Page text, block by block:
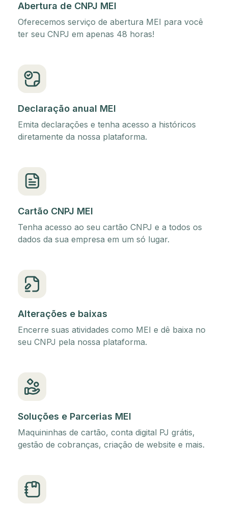
Abertura de CNPJ MEI
Oferecemos serviço de abertura MEI para você
ter seu CNPJ em apenas 48 horas!
Declaração anual MEI
Emita declarações e tenha acesso a históricos
diretamente da nossa plataforma.
Cartão CNPJ MEI
Tenha acesso ao seu cartão CNPJ e a todos os
dados da sua empresa em um só lugar.
Alterações e baixas
Encerre suas atividades como MEI e dê baixa no
seu CNPJ pela nossa plataforma.
Soluções e Parcerias MEI
Maquininhas de cartão, conta digital PJ grátis,
gestão de cobranças, criação de website e mais.